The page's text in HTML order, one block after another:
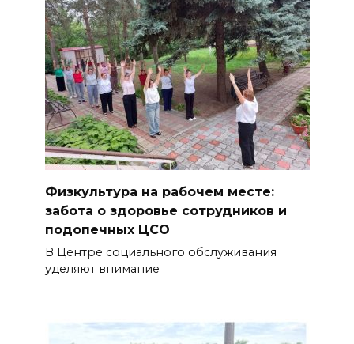
Физкультура на рабочем месте:
забота о здоровье сотрудников и
подопечных ЦСО
В Центре социального обслуживания
уделяют внимание